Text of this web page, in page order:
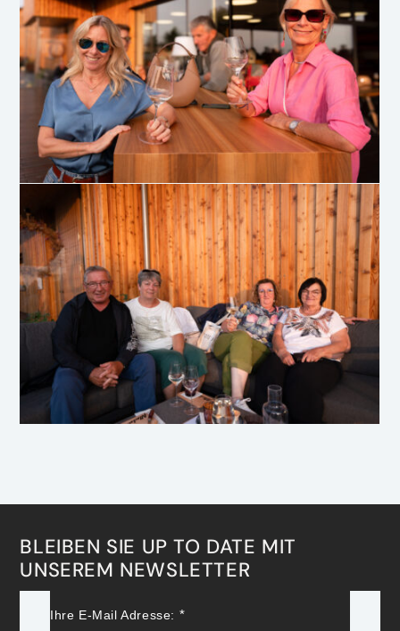
BLEIBEN SIE UP TO DATE MIT
UNSEREM NEWSLETTER
Ihre E-Mail Adresse: